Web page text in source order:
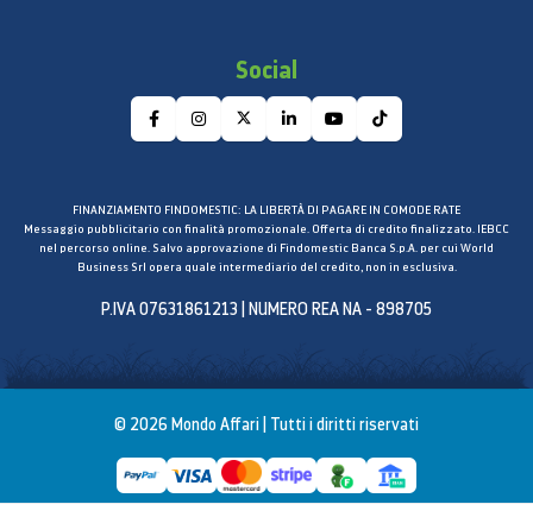
Social
FINANZIAMENTO FINDOMESTIC: LA LIBERTÀ DI PAGARE IN COMODE RATE
Messaggio pubblicitario con finalità promozionale. Offerta di credito finalizzato. IEBCC
nel percorso online. Salvo approvazione di Findomestic Banca S.p.A. per cui World
Business Srl opera quale intermediario del credito, non in esclusiva.
P.IVA 07631861213 | NUMERO REA NA - 898705
© 2026 Mondo Affari | Tutti i diritti riservati